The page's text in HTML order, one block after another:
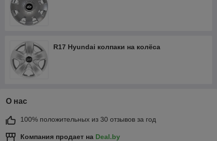
R17 Hyundai колпаки на колёса
О нас
100% положительных из 30 отзывов за год
Компания продает на Deal.by